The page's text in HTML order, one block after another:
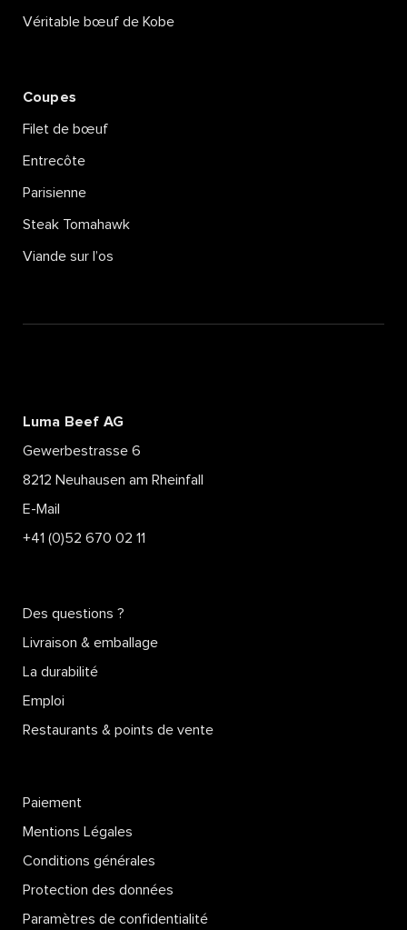
Véritable bœuf de Kobe
Coupes
Filet de bœuf
Entrecôte
Parisienne
Steak Tomahawk
Viande sur l’os
Luma Beef AG
Gewerbestrasse 6
8212 Neuhausen am Rheinfall
E-Mail
+41 (0)52 670 02 11
Des questions ?
Livraison & emballage
La durabilité
Emploi
Restaurants & points de vente
Paiement
Mentions Légales
Conditions générales
Protection des données
Paramètres de confidentialité